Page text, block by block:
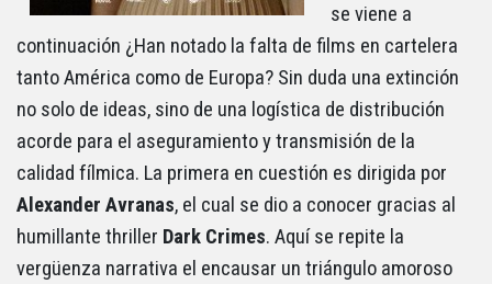
se viene a
continuación ¿Han notado la falta de films en cartelera
tanto América como de Europa? Sin duda una extinción
no solo de ideas, sino de una logística de distribución
acorde para el aseguramiento y transmisión de la
calidad fílmica. La primera en cuestión es dirigida por
Alexander Avranas, el cual se dio a conocer gracias al
humillante thriller Dark Crimes. Aquí se repite la
vergüenza narrativa el encausar un triángulo amoroso